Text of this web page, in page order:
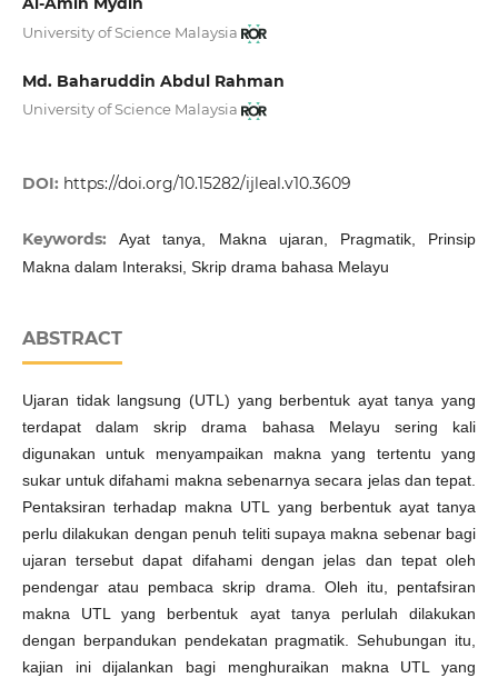
University of Science Malaysia
Md. Baharuddin Abdul Rahman
University of Science Malaysia
DOI: https://doi.org/10.15282/ijleal.v10.3609
Keywords:Ayat tanya, Makna ujaran, Pragmatik, Prinsip
Makna dalam Interaksi, Skrip drama bahasa Melayu
ABSTRACT
Ujaran tidak langsung (UTL) yang berbentuk ayat tanya yang
terdapat dalam skrip drama bahasa Melayu sering kali
digunakan untuk menyampaikan makna yang tertentu yang
sukar untuk difahami makna sebenarnya secara jelas dan tepat.
Pentaksiran terhadap makna UTL yang berbentuk ayat tanya
perlu dilakukan dengan penuh teliti supaya makna sebenar bagi
ujaran tersebut dapat difahami dengan jelas dan tepat oleh
pendengar atau pembaca skrip drama. Oleh itu, pentafsiran
makna UTL yang berbentuk ayat tanya perlulah dilakukan
dengan berpandukan pendekatan pragmatik. Sehubungan itu,
kajian ini dijalankan bagi menghuraikan makna UTL yang